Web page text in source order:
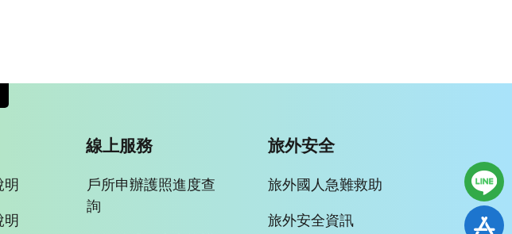
明
明
線上服務
戶所申辦護照進度查
詢
旅外安全
旅外國人急難救助
旅外安全資訊